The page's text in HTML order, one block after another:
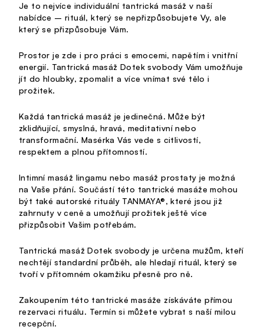
Je to nejvíce individuální tantrická masáž v naší
nabídce – rituál, který se nepřizpůsobujete Vy, ale
který se přizpůsobuje Vám.
Prostor je zde i pro práci s emocemi, napětím i vnitřní
energií. Tantrická masáž Dotek svobody Vám umožňuje
jít do hloubky, zpomalit a více vnímat své tělo i
prožitek.
Každá tantrická masáž je jedinečná. Může být
zklidňující, smyslná, hravá, meditativní nebo
transformační. Masérka Vás vede s citlivostí,
respektem a plnou přítomností.
Intimní masáž lingamu nebo masáž prostaty je možná
na Vaše přání. Součástí této tantrické masáže mohou
být také autorské rituály TANMAYA®, které jsou již
zahrnuty v ceně a umožňují prožitek ještě více
přizpůsobit Vašim potřebám.
Tantrická masáž Dotek svobody je určena mužům, kteří
nechtějí standardní průběh, ale hledají rituál, který se
tvoří v přítomném okamžiku přesně pro ně.
Zakoupením této tantrické masáže získáváte přímou
rezervaci rituálu. Termín si můžete vybrat s naší milou
recepční.